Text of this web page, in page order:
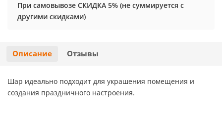
Хэллоуин
Роблокс
Синий трактор
Смешарики и малышарики
При самовывозе СКИДКА 5% (не суммируется с
другими скидками)
Описание Отзывы
Шар идеально подходит для украшения помещения и
создания праздничного настроения.